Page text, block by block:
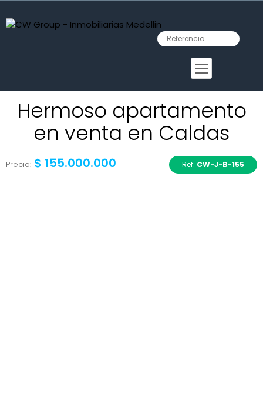
Hermoso apartamento
en venta en Caldas
Precio: $ 155.000.000 Ref: CW-J-B-155